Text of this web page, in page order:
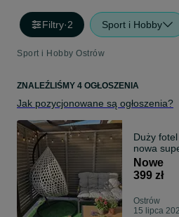
Filtry·2 Sport i Hobby
Sport i Hobby Ostrów
ZNALEŹLIŚMY 4 OGŁOSZENIA
Jak pozycjonowane są ogłoszenia?
Duży
nowa
Nowe
399 zł
Ostrów
15 lipca